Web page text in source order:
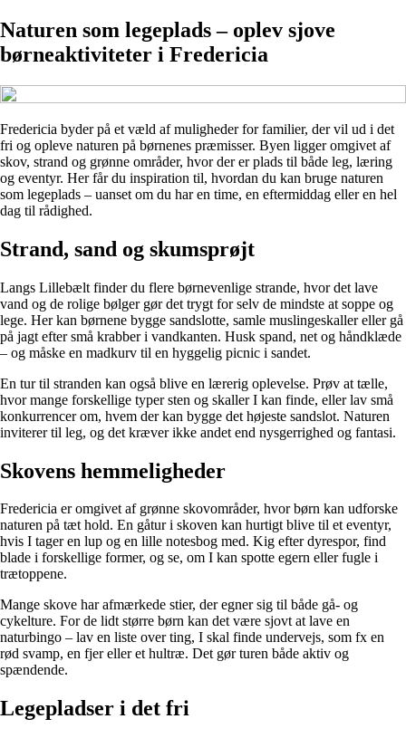
Naturen som legeplads – oplev sjove
børneaktiviteter i Fredericia
Fredericia byder på et væld af muligheder for familier, der vil ud i det
fri og opleve naturen på børnenes præmisser. Byen ligger omgivet af
skov, strand og grønne områder, hvor der er plads til både leg, læring
og eventyr. Her får du inspiration til, hvordan du kan bruge naturen
som legeplads – uanset om du har en time, en eftermiddag eller en hel
dag til rådighed.
Strand, sand og skumsprøjt
Langs Lillebælt finder du flere børnevenlige strande, hvor det lave
vand og de rolige bølger gør det trygt for selv de mindste at soppe og
lege. Her kan børnene bygge sandslotte, samle muslingeskaller eller gå
på jagt efter små krabber i vandkanten. Husk spand, net og håndklæde
– og måske en madkurv til en hyggelig picnic i sandet.
En tur til stranden kan også blive en lærerig oplevelse. Prøv at tælle,
hvor mange forskellige typer sten og skaller I kan finde, eller lav små
konkurrencer om, hvem der kan bygge det højeste sandslot. Naturen
inviterer til leg, og det kræver ikke andet end nysgerrighed og fantasi.
Skovens hemmeligheder
Fredericia er omgivet af grønne skovområder, hvor børn kan udforske
naturen på tæt hold. En gåtur i skoven kan hurtigt blive til et eventyr,
hvis I tager en lup og en lille notesbog med. Kig efter dyrespor, find
blade i forskellige former, og se, om I kan spotte egern eller fugle i
trætoppene.
Mange skove har afmærkede stier, der egner sig til både gå- og
cykelture. For de lidt større børn kan det være sjovt at lave en
naturbingo – lav en liste over ting, I skal finde undervejs, som fx en
rød svamp, en fjer eller et hultræ. Det gør turen både aktiv og
spændende.
Legepladser i det fri